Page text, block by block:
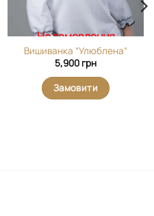
На замовлення
Вишиванка “Улюблена”
5,900 грн
Замовити